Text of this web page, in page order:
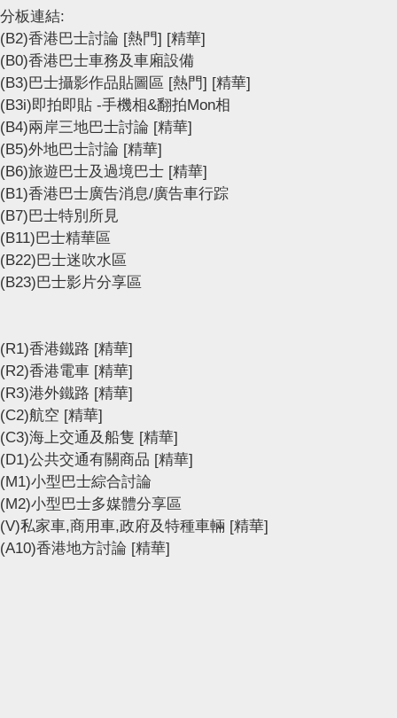
分板連結:
(B2)香港巴士討論 [熱門] [精華]
(B0)香港巴士車務及車廂設備
(B3)巴士攝影作品貼圖區 [熱門] [精華]
(B3i)即拍即貼 -手機相&翻拍Mon相
(B4)兩岸三地巴士討論 [精華]
(B5)外地巴士討論 [精華]
(B6)旅遊巴士及過境巴士 [精華]
(B1)香港巴士廣告消息/廣告車行踪
(B7)巴士特別所見
(B11)巴士精華區
(B22)巴士迷吹水區
(B23)巴士影片分享區
(R1)香港鐵路 [精華]
(R2)香港電車 [精華]
(R3)港外鐵路 [精華]
(C2)航空 [精華]
(C3)海上交通及船隻 [精華]
(D1)公共交通有關商品 [精華]
(M1)小型巴士綜合討論
(M2)小型巴士多媒體分享區
(V)私家車,商用車,政府及特種車輛 [精華]
(A10)香港地方討論 [精華]